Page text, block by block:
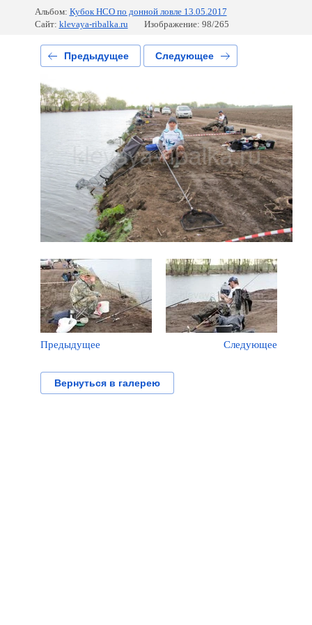
Альбом: Кубок НСО по донной ловле 13.05.2017
Сайт: klevaya-ribalka.ru Изображение: 98/265
Предыдущее Следующее
Предыдущее Следующее
Вернуться в галерею